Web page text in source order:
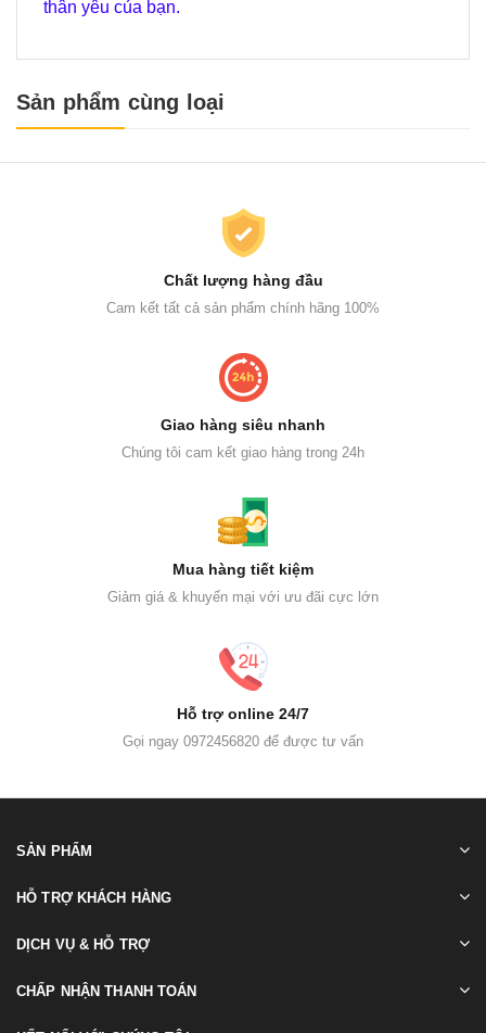
thân yêu của bạn.
Sản phẩm cùng loại
Chất lượng hàng đầu
Cam kết tất cả sản phẩm chính hãng 100%
Giao hàng siêu nhanh
Chúng tôi cam kết giao hàng trong 24h
Mua hàng tiết kiệm
Giảm giá & khuyến mại với ưu đãi cực lớn
Hỗ trợ online 24/7
Gọi ngay 0972456820 để được tư vấn
SẢN PHẨM
HỖ TRỢ KHÁCH HÀNG
DỊCH VỤ & HỖ TRỢ
CHẤP NHẬN THANH TOÁN